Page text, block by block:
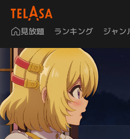
見放題 ランキング ジャン